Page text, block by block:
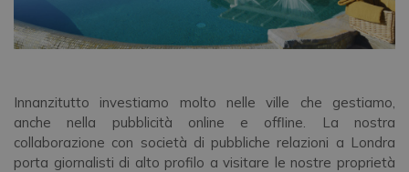
Innanzitutto investiamo molto nelle ville che gestiamo,
anche nella pubblicità online e offline. La nostra
collaborazione con società di pubbliche relazioni a Londra
porta giornalisti di alto profilo a visitare le nostre proprietà